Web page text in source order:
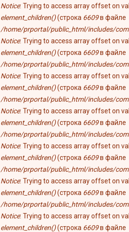
Notice: Trying to access array offset on
element_children()(строка 6609в файле
/home/prportal/public_html/includes/
Notice: Trying to access array offset on
element_children()(строка 6609в файле
/home/prportal/public_html/includes/
Notice: Trying to access array offset on
element_children()(строка 6609в файле
/home/prportal/public_html/includes/
Notice: Trying to access array offset on
element_children()(строка 6609в файле
/home/prportal/public_html/includes/
Notice: Trying to access array offset on
element_children()(строка 6609в файле
/home/prportal/public_html/includes/
Notice: Trying to access array offset on
element_children()(строка 6609в файле
/home/prportal/public_html/includes/
Notice: Trying to access array offset on
element_children()(строка 6609в файле